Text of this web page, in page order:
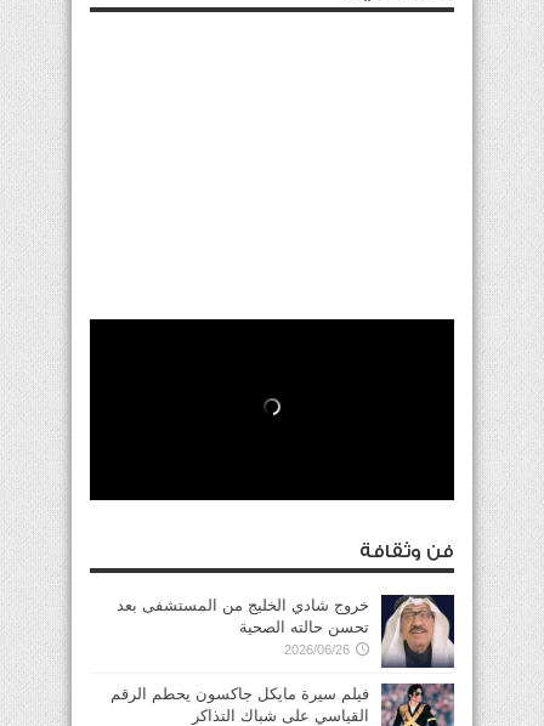
فن وثقافة
خروج شادي الخليج من المستشفى بعد
تحسن حالته الصحية
2026/06/26
فيلم سيرة مايكل جاكسون يحطم الرقم
القياسي على شباك التذاكر